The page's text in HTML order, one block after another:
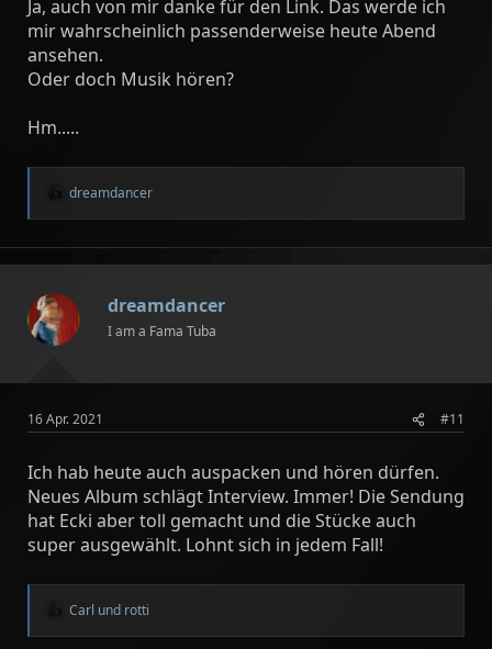
Ja, auch von mir danke für den Link. Das werde ich
mir wahrscheinlich passenderweise heute Abend
ansehen.
Oder doch Musik hören?
Hm.....
R
e
k
t
o
n
e
dreamdancer
dreamdancer
I am a Fama Tuba
16 Apr. 2021 #11
Ich hab heute auch auspacken und hören dürfen.
Neues Album schlägt Interview. Immer! Die Sendung
hat Ecki aber toll gemacht und die Stücke auch
super ausgewählt. Lohnt sich in jedem Fall!
R
e
Carl und rotti